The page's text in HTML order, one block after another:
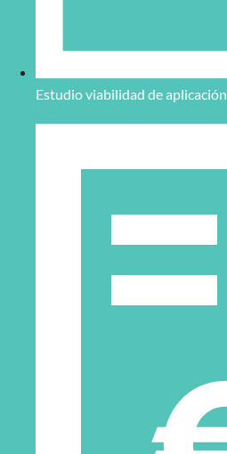
Estudio viabilidad de aplicación